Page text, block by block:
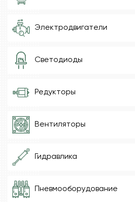
Электродвигатели
Светодиоды
Редукторы
Вентиляторы
Гидравлика
Пневмооборудование